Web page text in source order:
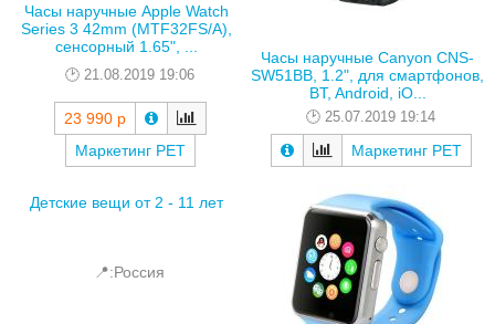
Часы наручные Apple Watch
Series 3 42mm (MTF32FS/A),
сенсорный 1.65", ...
21.08.2019 19:06
23 990 р
Маркетинг РЕТ
Часы наручные Canyon CNS-
SW51BB, 1.2", для смартфонов,
BT, Android, iO...
25.07.2019 19:14
Маркетинг РЕТ
Детские вещи от 2 - 11 лет
📍:Россия